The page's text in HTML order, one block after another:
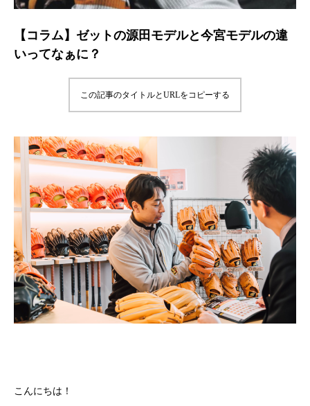
【コラム】ゼットの源田モデルと今宮モデルの違
いってなぁに？
この記事のタイトルとURLをコピーする
こんにちは！